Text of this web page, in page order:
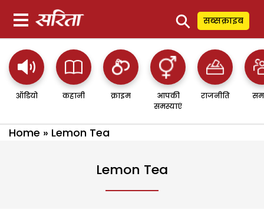
⚲ सब्सक्राइब
ऑडियो कहानी क्राइम
आपकी
समस्याएं
राजनीति
Home » Lemon Tea
Lemon Tea